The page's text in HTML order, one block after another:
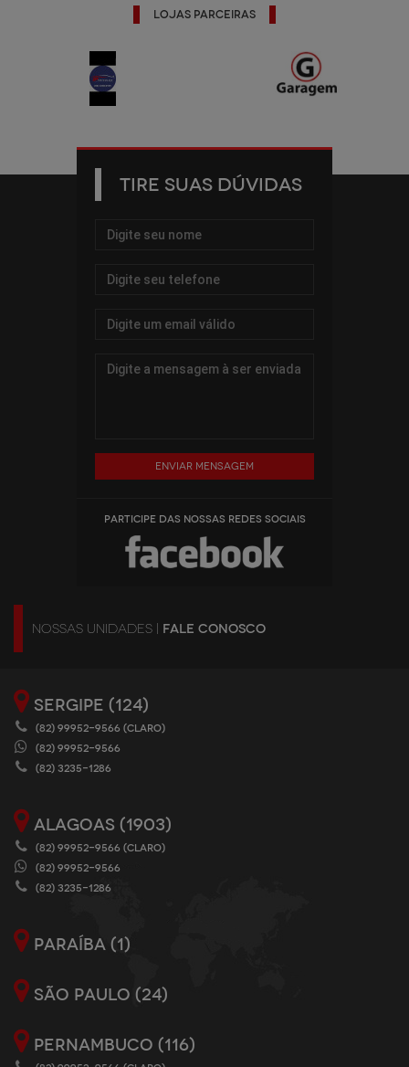
Lojas Parceiras
TIRE SUAS DÚVIDAS
Enviar mensagem
PARTICIPE DAS NOSSAS REDES SOCIAIS
NOSSAS UNIDADES | FALE CONOSCO
SERGIPE (124)
(82) 99952-9566 (CLARO)
(82) 99952-9566
(82) 3235-1286
ALAGOAS (1903)
(82) 99952-9566 (CLARO)
(82) 99952-9566
(82) 3235-1286
PARAÍBA (1)
SÃO PAULO (24)
PERNAMBUCO (116)